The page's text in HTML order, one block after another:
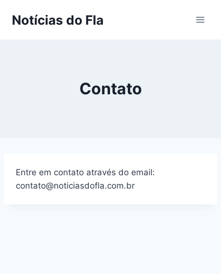
paraNotícias do Fla
Contato
Entre em contato através do email:
contato@noticiasdofla.com.br